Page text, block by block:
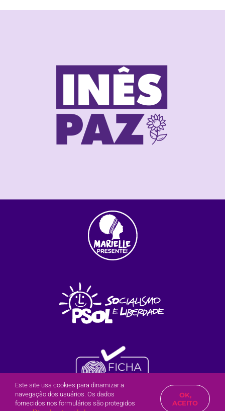
Olá? Posso te ajudar?
Este site usa cookies para dinamizar a
navegação dos usuários. Os dados
fornecidos nos formulários são protegidos
OK,
ACEITO